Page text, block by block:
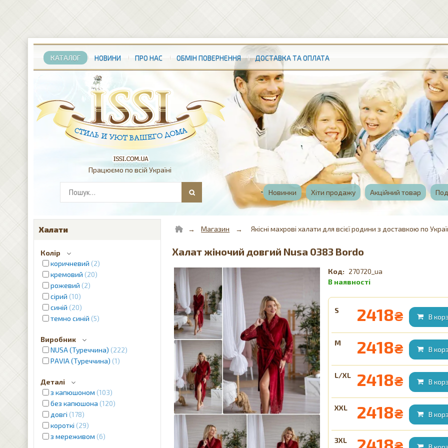
КАТАЛОГ НОВИНИ ПРО НАС ОБМІН ПОВЕРНЕННЯ ДОСТАВКА ТА ОПЛАТА
Новинки Хіти продажу Акційний товар
Працюємо по всій Україні
Халати
Колір
коричневий 2
кремовий 20
рожевий 2
сірий 10
синій 20
темно синій 5
Виробник
NUSA (Туреччина) 222
PAVIA (Туреччина) 1
Деталі
з капюшоном 103
без капюшона 120
довгі 178
короткі 29
з мереживом 6
Магазин Якісні махрові халати для всієї родини з доставкою по
Халат жіночий довгий Nusa 0383 Bordo
270720_ua
S 2418₴
M 2418₴
L/XL 2418₴
XXL 2418₴
3XL